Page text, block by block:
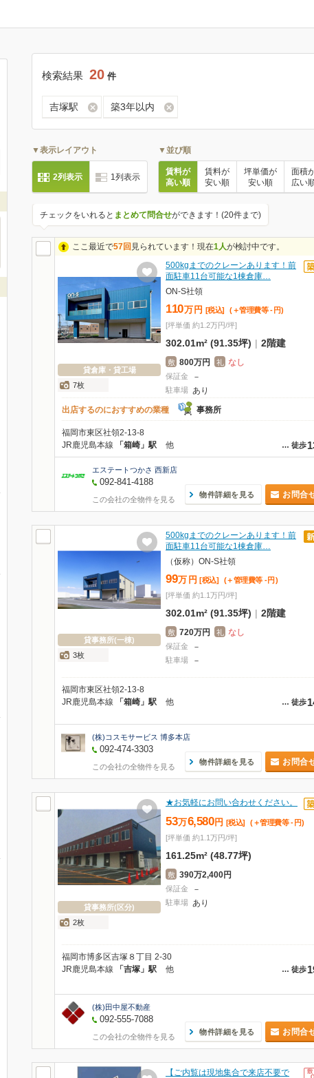
検索結果 20 件
吉塚駅 築3年以内
▼表示レイアウト
2列表示 1列表示
▼並び順
賃料が
高い順
賃料が
安い順
坪単価が
安い順
面積
広い
チェックをいれると まとめて問合せができます！(20件まで)
ここ最近で57回 見られています！現在1人が検討中です。
貸倉庫・貸工場
7枚
500kgまでのクレーンあります！前
面駐車11台可能な1棟倉庫…
ON-S社領
110万 円 [税込] (＋管理費等 - 円)
[坪単価 約1.2万円/坪]
302.01m² (91.35坪) | 2階建
敷 800万円 礼 なし
保証金 －
駐車場 あり
出店するのにおすすめの業種
事務所
福岡市東区社領2-13-8
… 徒歩
JR鹿児島本線 「箱崎」駅 他
エステートつかさ 西新店
092-841-4188
この会社の全物件を見る
物件詳細を見る お問合
貸事務所(一棟)
3枚
500kgまでのクレーンあります！前
面駐車11台可能な1棟倉庫…
（仮称）ON-S社領
99万 円 [税込] (＋管理費等 - 円 )
[坪単価 約1.1万円/坪]
302.01m² (91.35坪) | 2階建
敷 720万円 礼 なし
保証金 －
駐車場 －
福岡市東区社領2-13-8
… 徒歩
JR鹿児島本線 「箱崎」駅 他
(株)コスモサービス 博多本店
092-474-3303
この会社の全物件を見る
物件詳細を見る お問合
貸事務所(区分)
2枚
★お気軽にお問い合わせください。
53万6,580 円 [税込] (＋管理費等 - 円)
[坪単価 約1.1万円/坪]
161.25m² (48.77坪)
敷 390万2,400円
保証金 －
駐車場 あり
福岡市博多区吉塚８丁目 2-30
… 徒歩
JR鹿児島本線 「吉塚」駅 他
(株)田中屋不動産
092-555-7088
この会社の全物件を見る
物件詳細を見る お問合
【ご内覧は現地集合で来店不要で